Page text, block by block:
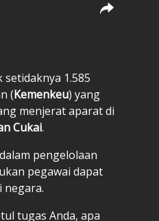
setidaknya 1.585
(Kemenkeu) yang
menjerat aparat di
Cukai.
pengelolaan
pegawai dapat
negara.
tugas Anda, apa